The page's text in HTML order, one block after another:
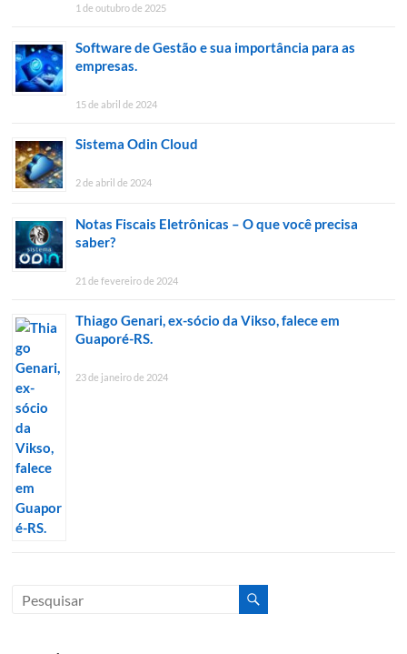
1 de outubro de 2025
Software de Gestão e sua importância para as
empresas.
15 de abril de 2024
Sistema Odin Cloud
2 de abril de 2024
Notas Fiscais Eletrônicas – O que você precisa
saber?
21 de fevereiro de 2024
Thiago Genari, ex-sócio da Vikso, falece em
Guaporé-RS.
23 de janeiro de 2024